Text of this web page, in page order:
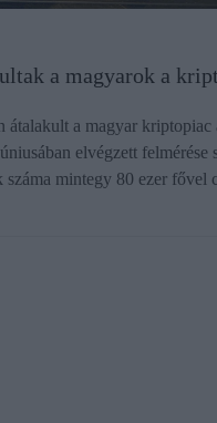
a magyarok a
átalakult a magyar kriptopiac
elvégzett felmérése
száma mintegy 80 ezer fővel